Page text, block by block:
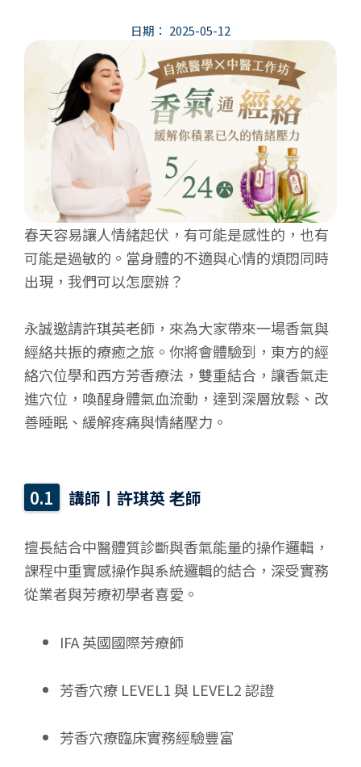
日期： 2025-05-12
春天容易讓人情緒起伏，有可能是感性的，也有
可能是過敏的。當身體的不適與心情的煩悶同時
出現，我們可以怎麼辦？
永誠邀請許琪英老師，來為大家帶來一場香氣與
經絡共振的療癒之旅。你將會體驗到，東方的經
絡穴位學和西方芳香療法，雙重結合，讓香氣走
進穴位，喚醒身體氣血流動，達到深層放鬆、改
善睡眠、緩解疼痛與情緒壓力。
講師 丨許琪英老師
擅長結合中醫體質診斷與香氣能量的操作邏輯，
課程中重實感操作與系統邏輯的結合，深受實務
從業者與芳療初學者喜愛。
IFA 英國國際芳療師
芳香穴療 LEVEL1 與 LEVEL2 認證
芳香穴療臨床實務經驗豐富